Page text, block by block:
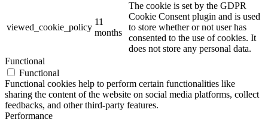
viewed_cookie_policy
11
months
The cookie is set by the GDPR
Cookie Consent plugin and is used
to store whether or not user has
consented to the use of cookies. It
does not store any personal data.
Functional
Functional
Functional cookies help to perform certain functionalities like
sharing the content of the website on social media platforms, collect
feedbacks, and other third-party features.
Performance